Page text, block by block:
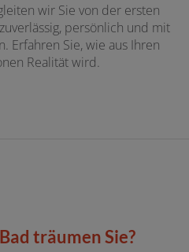
wir Sie von der ersten
persönlich und mit
Erfahren Sie, wie aus Ihren
Realität wird.
träumen Sie?